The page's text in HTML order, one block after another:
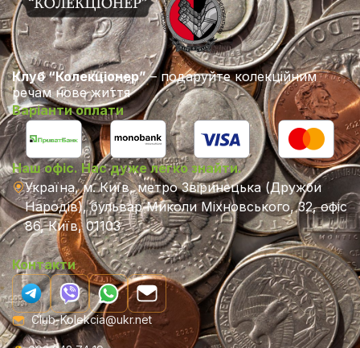
Клуб “Колекціонер”– подаруйте колекційним
речам нове життя
Варіанти оплати
Наш офіс. Нас дуже легко знайти.
Україна, м. Київ, метро Звіринецька (Дружби
Народів), бульвар Миколи Міхновського, 32, офіс
86, Київ, 01103
Контакти
Club-Kolekcia@ukr.net